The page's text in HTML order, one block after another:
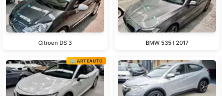
Citroen DS 3 BMW 535 I 2017
🏢 ARTEAUTO